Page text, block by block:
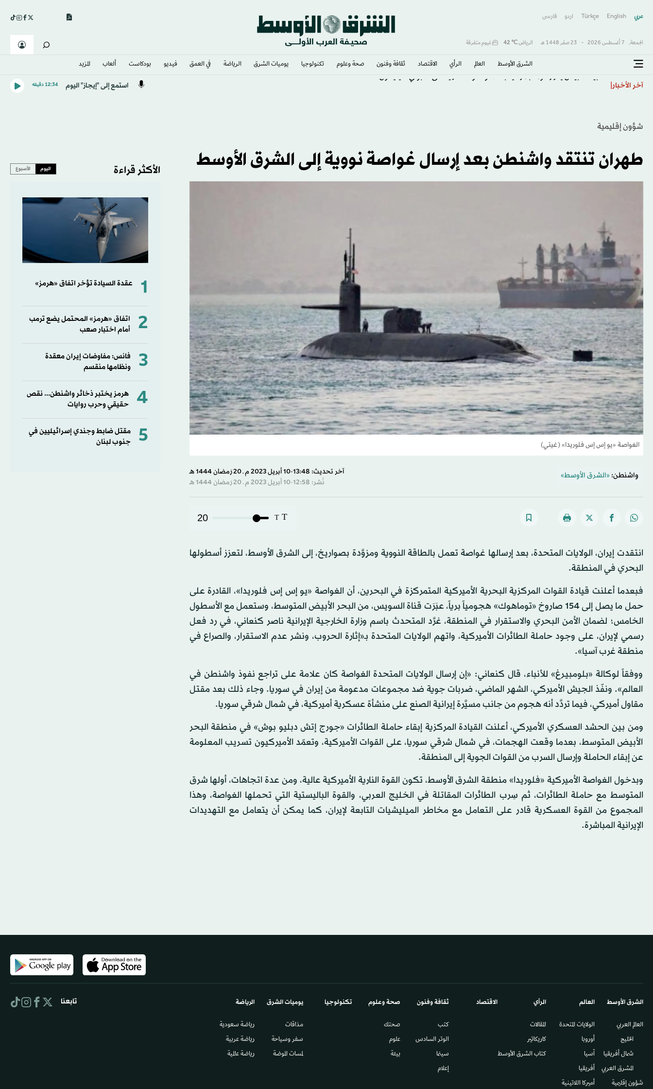
عربي English
Türkçe اردو فارسى
الجمعة, 7 أغسطس 2026 - 23 صفَر 1448 هـ الرياض℃
42 غيوم متفرقة
الشرق الأوسط​ العالم الرأي الاقتصاد ثقافة وفنون صحة وعلوم تكنولوجيا يوميات الشرق​ الرياضة في العمق فيديو بودكاست ألعاب المزيد
آخر الأخبار استمع إلى "إيجاز" اليوم 12:34 دقيقه
شؤون إقليمية
طهران تنتقد واشنطن بعد إرسال غواصة نووية إلى الشرق الأوسط
الغواصة «يو إس إس فلوريدا» (غيتي)
واشنطن: «الشرق الأوسط»
آخر تحديث: 13:48-10 أبريل 2023 م ـ 20 رَمضان 1444 هـ
نُشر: 12:58-10 أبريل 2023 م ـ 20 رَمضان 1444 هـ
T
T
20
انتقدت إيران، الولايات المتحدة، بعد إرسالها غواصة تعمل بالطاقة النووية ومزوَّدة بصواريخ، إلى الشرق الأوسط، لتعزز أسطولها
البحري في المنطقة.
فبعدما أعلنت قيادة القوات المركزية البحرية الأميركية المتمركزة في البحرين، أن الغواصة «يو إس إس فلوريدا»، القادرة على
حمل ما يصل إلى 154 صاروخ «توماهوك» هجومياً برياً، عبَرَت قناة السويس، من البحر الأبيض المتوسط، وستعمل مع الأسطول
الخامس؛ لضمان الأمن البحري والاستقرار في المنطقة، غرَّد المتحدث باسم وزارة الخارجية الإيرانية ناصر كنعاني، في رد فعل
رسمي لإيران، على وجود حاملة الطائرات الأميركية، واتهم الولايات المتحدة بـ«إثارة الحروب، ونشر عدم الاستقرار، والصراع في
منطقة غرب آسيا».
ووفقاً لوكالة «بلومبيرغ» للأنباء، قال كنعاني: «إن إرسال الولايات المتحدة الغواصة كان علامة على تراجع نفوذ واشنطن في
العالم». ونفّذ الجيش الأميركي، الشهر الماضي، ضربات جوية ضد مجموعات مدعومة من إيران في سوريا. وجاء ذلك بعد مقتل
مقاول أميركي، فيما تردَّد أنه هجوم من جانب مسيَّرة إيرانية الصنع على منشأة عسكرية أميركية، في شمال شرقي سوريا.
ومن بين الحشد العسكري الأميركي، أعلنت القيادة المركزية إبقاء حاملة الطائرات «جورج إتش دبليو بوش» في منطقة البحر
الأبيض المتوسط، بعدما وقعت الهجمات، في شمال شرقي سوريا، على القوات الأميركية، وتعمّد الأميركيون تسريب المعلومة
عن إبقاء الحاملة وإرسال السرب من القوات الجوية إلى المنطقة.
وبدخول الغواصة الأميركية «فلوريدا» منطقة الشرق الأوسط، تكون القوة النارية الأميركية عالية، ومن عدة اتجاهات، أولها شرق
المتوسط مع حاملة الطائرات، ثم سِرب الطائرات المقاتلة في الخليج العربي، والقوة الباليستية التي تحملها الغواصة، وهذا
المجموع من القوة العسكرية قادر على التعامل مع مخاطر الميليشيات التابعة لإيران، كما يمكن أن يتعامل مع التهديدات
الإيرانية المباشرة.
الأكثر قراءة اليوم الأسبوع
1 عقدة السيادة تؤخر اتفاق «هرمز»
2
اتفاق «هرمز» المحتمل يضع ترمب
أمام اختبار صعب
3
فانس: مفاوضات إيران معقدة
ونظامها منقسم
4
هرمز يختبر ذخائر واشنطن... نقص
حقيقي وحرب روايات
5
مقتل ضابط وجندي إسرائيليين في
جنوب لبنان
الشرق الأوسط​
العالم العربي
الخليج
شمال أفريقيا
المشرق العربي
شؤون إقليمية
العالم
الولايات المتحدة
أوروبا
آسيا
أفريقيا
أميركا اللاتينية
الرأي
المقالات
كاريكاتير
كتاب الشرق الأوسط
الاقتصاد ثقافة وفنون
كتب
الوتر السادس​
سينما
إعلام
صحة وعلوم
صحتك
علوم
بيئة
تكنولوجيا يوميات الشرق​
مذاقات
سفر وسياحة
لمسات الموضة
الرياضة
رياضة سعودية
رياضة عربية
رياضة عالمية
تابعنا